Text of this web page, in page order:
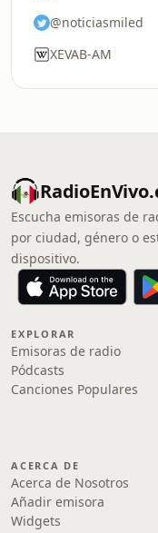
@noticiasmiled
XEVAB-AM
Escucha emisoras de
por ciudad, género o
dispositivo.
EXPLORAR
Emisoras de radio
Pódcasts
Canciones Populares
ACERCA DE
Acerca de Nosotros
Añadir emisora
Widgets